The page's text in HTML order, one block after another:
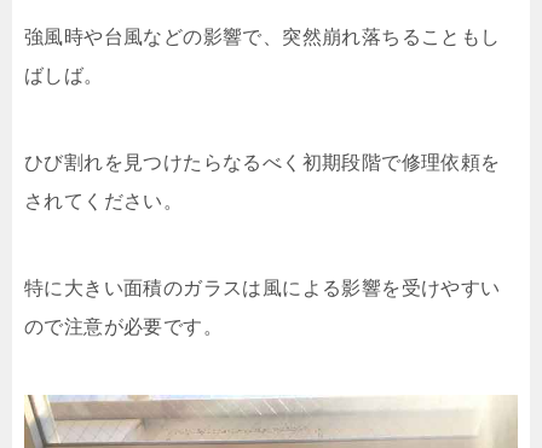
強風時や台風などの影響で、突然崩れ落ちることもし
ばしば。
ひび割れを見つけたらなるべく初期段階で修理依頼を
されてください。
特に大きい面積のガラスは風による影響を受けやすい
ので注意が必要です。